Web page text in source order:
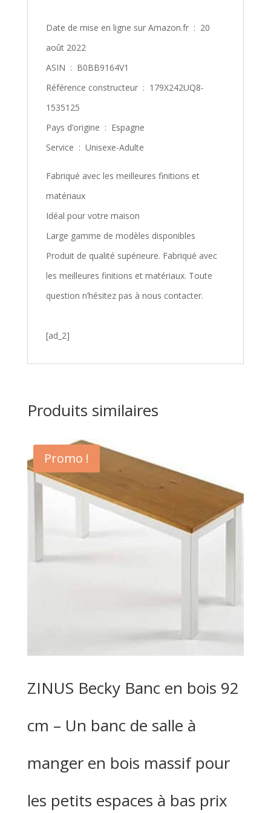
Date de mise en ligne sur Amazon.fr ‏ : ‎ 20
août 2022
ASIN ‏ : ‎ B0BB9164V1
Référence constructeur ‏ : ‎ 179X242UQ8-
1535125
Pays d’origine ‏ : ‎ Espagne
Service ‏ : ‎ Unisexe-Adulte
Fabriqué avec les meilleures finitions et
matériaux
Idéal pour votre maison
Large gamme de modèles disponibles
Produit de qualité supérieure. Fabriqué avec
les meilleures finitions et matériaux. Toute
question n’hésitez pas à nous contacter.
[ad_2]
Produits similaires
Promo !
ZINUS Becky Banc en bois 92
cm – Un banc de salle à
manger en bois massif pour
les petits espaces à bas prix